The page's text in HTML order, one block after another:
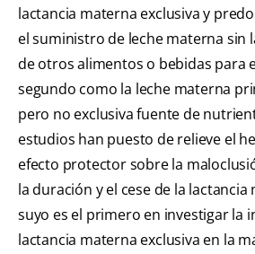
lactancia materna exclusiva y
el suministro de leche materna sin
de otros alimentos o bebidas para
segundo como la leche materna
pero no exclusiva fuente de
estudios han puesto de relieve el
efecto protector sobre la
la duración y el cese de la lactancia
suyo es el primero en investigar la
lactancia materna exclusiva en la